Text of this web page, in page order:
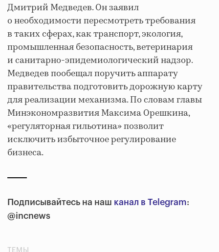
Дмитрий Медведев. Он заявил
о необходимости пересмотреть требования
в таких сферах, как транспорт, экология,
промышленная безопасность, ветеринария
и санитарно-эпидемиологический надзор.
Медведев пообещал поручить аппарату
правительства подготовить дорожную карту
для реализации механизма. По словам главы
Минэкономразвития Максима Орешкина,
«регуляторная гильотина» позволит
исключить избыточное регулирование
бизнеса.
Подписывайтесь на наш канал в Telegram:
@incnews
ТЕМЫ